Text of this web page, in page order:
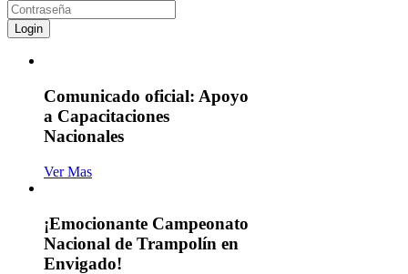
Login
Comunicado oficial: Apoyo
a Capacitaciones
Nacionales
Ver Mas
¡Emocionante Campeonato
Nacional de Trampolín en
Envigado!